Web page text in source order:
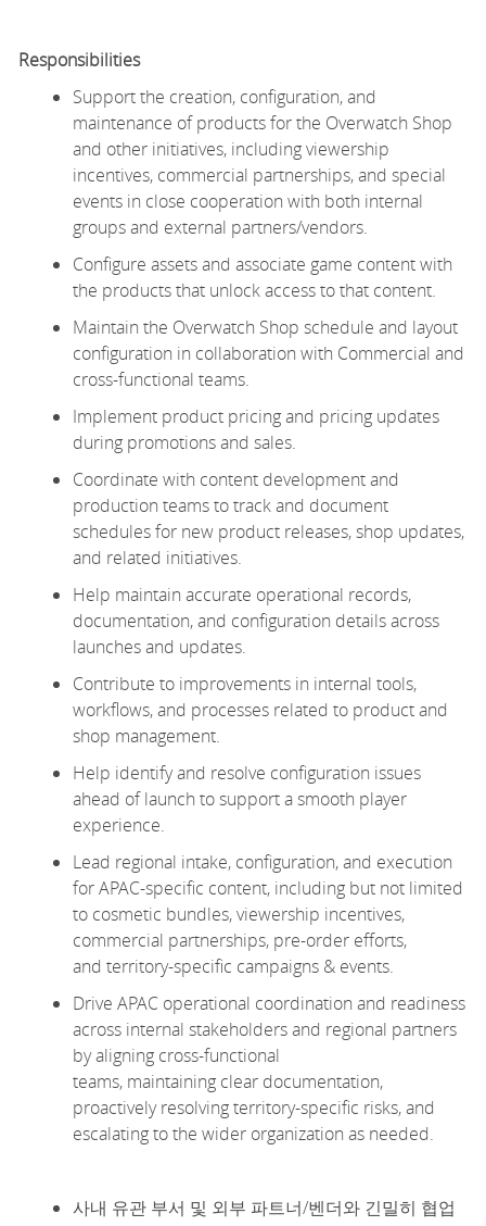
Responsibilities
Support the creation, configuration, and
maintenance of products for the Overwatch Shop
and other initiatives, including viewership
incentives, commercial partnerships, and special
events in close cooperation with both internal
groups and external partners/vendors.
Configure assets and associate game content with
the products that unlock access to that content.
Maintain the Overwatch Shop schedule and layout
configuration in collaboration with Commercial and
cross-functional teams.
Implement product pricing and pricing updates
during promotions and sales.
Coordinate with content development and
production teams to track and document
schedules for new product releases, shop updates,
and related initiatives.
Help maintain accurate operational records,
documentation, and configuration details across
launches and updates.
Contribute to improvements in internal tools,
workflows, and processes related to product and
shop management.
Help identifyand resolve configuration issues
ahead of launch to support a smooth player
experience.
Lead regional intake, configuration, and execution
for APAC-specific content, including but not limited
to cosmetic bundles, viewership incentives,
commercial partnerships, pre-order efforts,
and territory-specific campaigns & events.
Drive APAC operational coordination and readiness
across internal stakeholders and regional partners
by aligning cross-functional
teams, maintaining clear documentation,
proactively resolving territory-specific risks, and
escalating to the wider organization as needed.
사내 유관 부서 및 외부 파트너/벤더와 긴밀히 협업